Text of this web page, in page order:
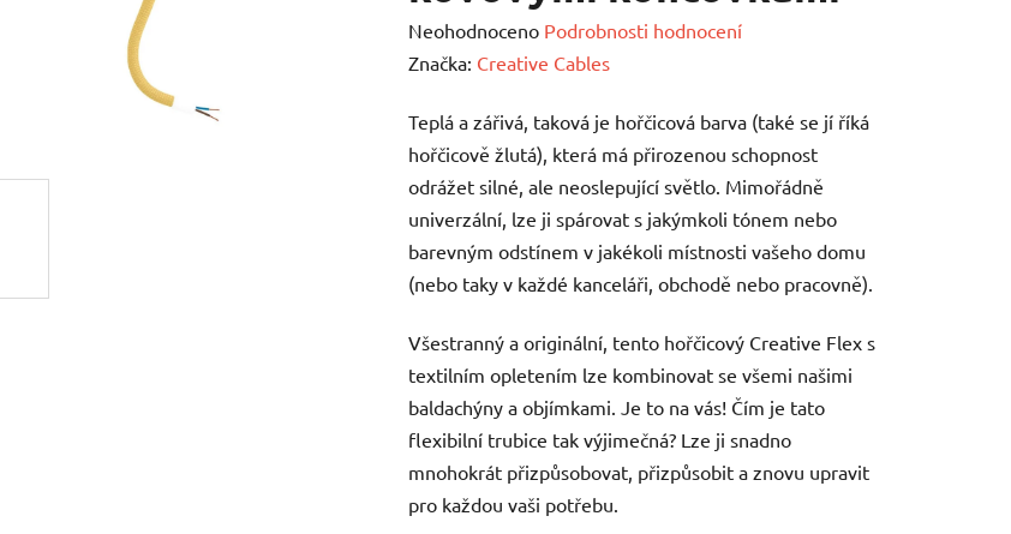
Průměrné
hodnocení
je
0,0
z
5
hvězdiček.
Neohodnoceno Podrobnosti hodnocení
Značka: Creative Cables
Teplá a zářivá, taková je hořčicová barva (také se jí říká
hořčicově žlutá), která má přirozenou schopnost
odrážet silné, ale neoslepující světlo. Mimořádně
univerzální, lze ji spárovat s jakýmkoli tónem nebo
barevným odstínem v jakékoli místnosti vašeho domu
(nebo taky v každé kanceláři, obchodě nebo pracovně).
Všestranný a originální, tento hořčicový Creative Flex s
textilním opletením lze kombinovat se všemi našimi
baldachýny a objímkami. Je to na vás! Čím je tato
flexibilní trubice tak výjimečná? Lze ji snadno
mnohokrát přizpůsobovat, přizpůsobit a znovu upravit
pro každou vaši potřebu.